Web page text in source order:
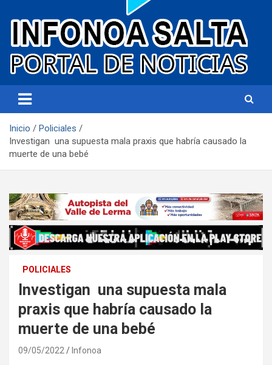
Infonoa Salta
Inicio
Policiales
Investigan una supuesta mala praxis que habría causado la
muerte de una bebé
POLICIALES
Investigan una supuesta mala
praxis que habría causado la
muerte de una bebé
09/05/2022 Infonoa